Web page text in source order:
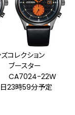
コレクション
ブースター
CA7024-22W
日23時59分予定